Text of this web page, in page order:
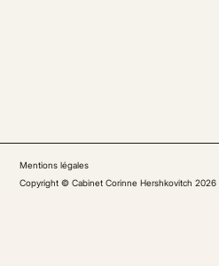
Copyright © Cabinet Corinne Hershkovitch 2026
Mentions légales